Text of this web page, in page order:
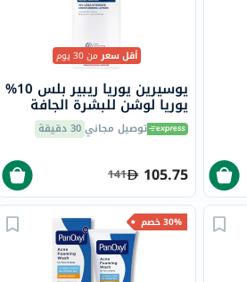
أقل سعرمن 30 يوم
يوسيرين يوريا ريبير بلس 10%
يوريا لوشن للبشرة الجافة
والخشنة 250 ملتوصيل مجاني30 دقيقة
105.75
141
30% خصم